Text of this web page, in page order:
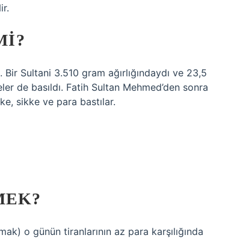
Bir Sultani 3.510 gram ağırlığındaydı ve 23,5
de basıldı. Fatih Sultan Mehmed’den sonra
sikke ve para bastılar.
o günün tiranlarının az para karşılığında